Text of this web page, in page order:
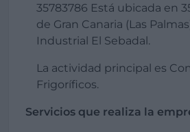
35783786 Está ubicada en
de Gran Canaria (Las
Industrial El Sebadal.
La actividad principal es
Frigoríficos.
Servicios que realiza la